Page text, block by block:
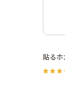
貼るホ